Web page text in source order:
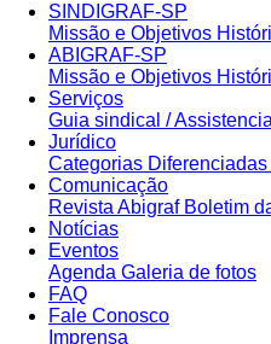
SINDIGRAF-SP
Missão e Objetivos
ABIGRAF-SP
Missão e Objetivos
Serviços
Guia sindical /
Jurídico
Categorias Diferenciadas
Comunicação
Revista Abigraf Boletim
Notícias
Eventos
Agenda Galeria de fotos
FAQ
Fale Conosco
Imprensa